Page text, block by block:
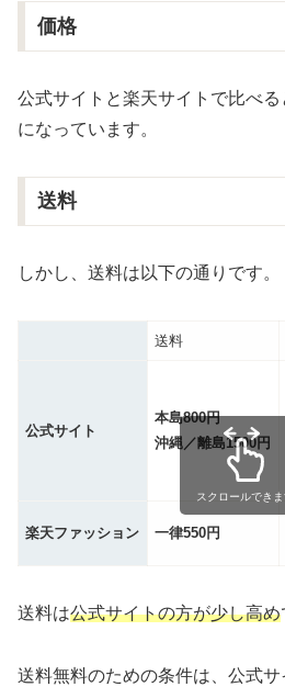
価格
公式サイトと楽天サイトで比べる
になっています。
送料
しかし、送料は以下の通りです。
送料
公式サイト
本島800円
沖縄／離島1500円
楽天ファッション
一律550円
スクロールでき
送料は公式サイトの方が少し高め
送料無料のための条件は、公式サ